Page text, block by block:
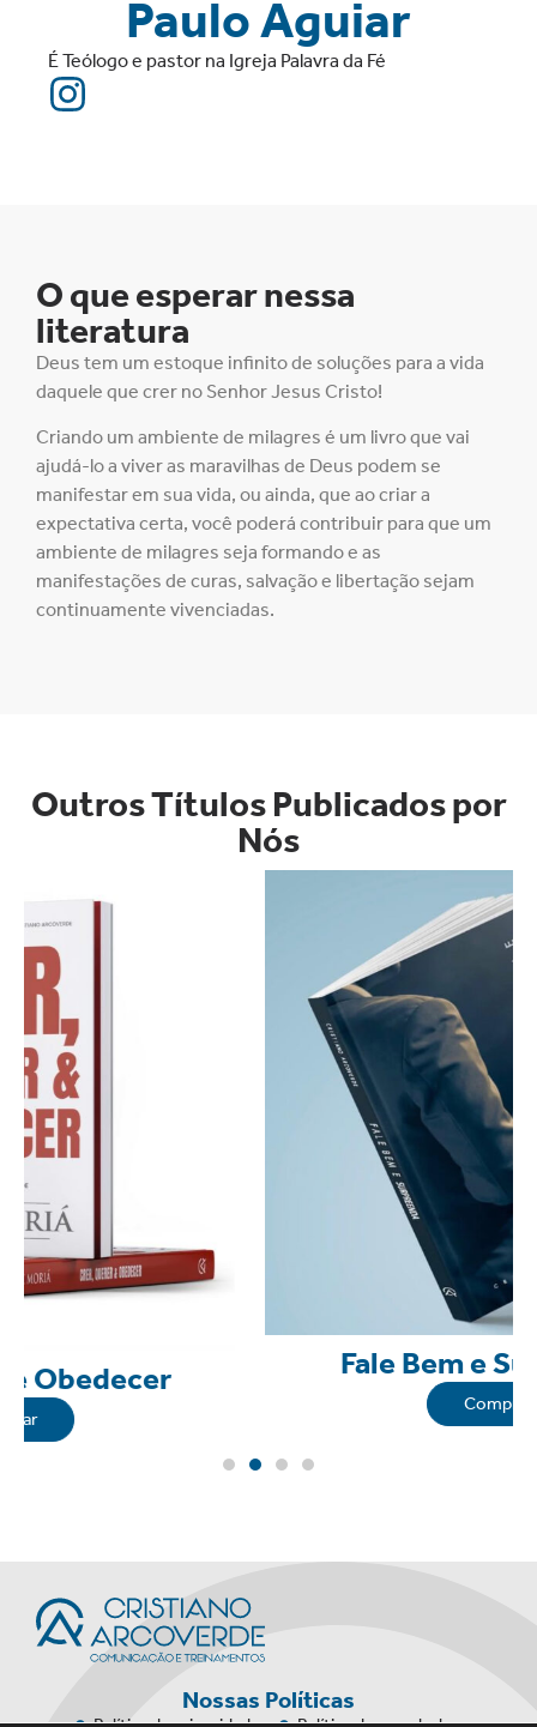
Paulo Aguiar
É Teólogo e pastor na Igreja Palavra da Fé
O que esperar nessa
literatura
Deus tem um estoque infinito de soluções para a vida
daquele que crer no Senhor Jesus Cristo!
Criando um ambiente de milagres é um livro que vai
ajudá-lo a viver as maravilhas de Deus podem se
manifestar em sua vida, ou ainda, que ao criar a
expectativa certa, você poderá contribuir para que um
ambiente de milagres seja formando e as
manifestações de curas, salvação e libertação sejam
continuamente vivenciadas.
Outros Títulos Publicados por
Nós
Fale Bem e Surpreenda
Nossas Políticas